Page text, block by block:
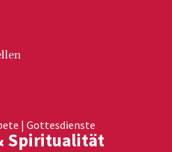
| Gottesdienste
Spiritualität